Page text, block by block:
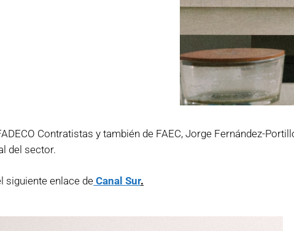
Contratistas y también de FAEC, Jorge Fernández-
del sector.
siguiente enlace deCanal Sur.